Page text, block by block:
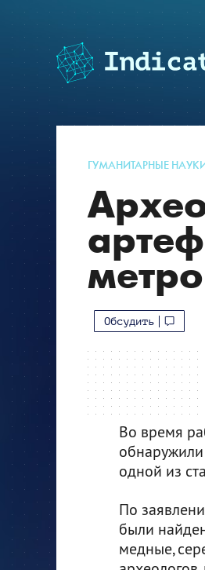
ГУМАНИТАРНЫЕ
Обсудить
Во время
одной из
По
были
медные,